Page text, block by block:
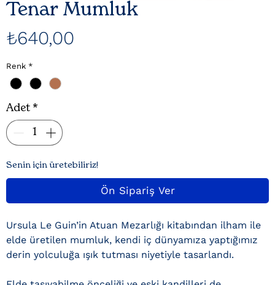
Tenar Mumluk
₺640,00
Renk *
Adet *
Senin için üretebiliriz!
Ön Sipariş Ver
Ursula Le Guin’in Atuan Mezarlığı kitabından ilham ile
elde üretilen mumluk, kendi iç dünyamıza yaptığımız
derin yolculuğa ışık tutması niyetiyle tasarlandı.